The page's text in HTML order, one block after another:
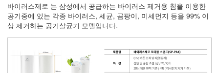
바이러스제로 는 삼성에서 공급하는 바이러스 제거용 침을 이용한
공기중에 있는 각종 바이러스, 세균, 곰팡이, 미세먼지 등을 99% 이
상 제거하는 공기살균기 모델입니다.